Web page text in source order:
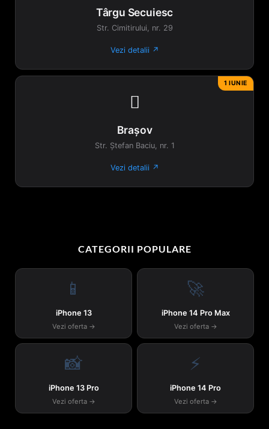
Târgu Secuiesc
Str. Cimitirului, nr. 29
Vezi detalii ↗
1 IUNIE

Brașov
Str. Ștefan Baciu, nr. 1
Vezi detalii ↗
CATEGORII POPULARE
📱
iPhone 13
Vezi oferta →
🚀
iPhone 14 Pro Max
Vezi oferta →
📸
iPhone 13 Pro
Vezi oferta →
⚡
iPhone 14 Pro
Vezi oferta →